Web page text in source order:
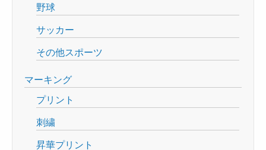
野球
サッカー
その他スポーツ
マーキング
プリント
刺繍
昇華プリント